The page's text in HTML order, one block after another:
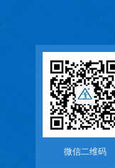
微信二维码